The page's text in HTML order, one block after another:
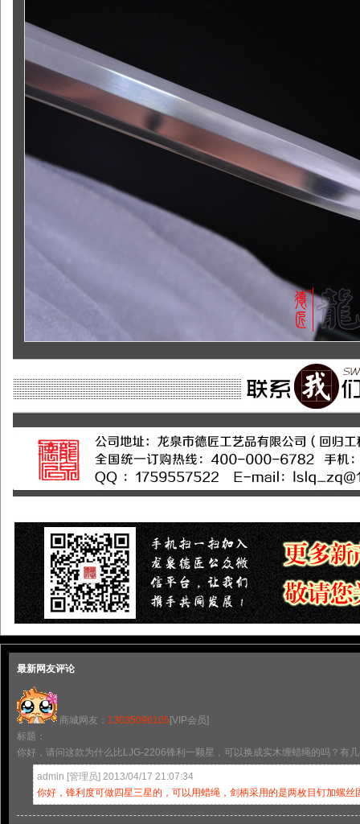
最新网友评论
商城网友： 13035096105 [VIP会员]
标题：
你好，请问这款为什么比LJG-2206锋利一颗星，可以换成实木缠蜡绳的吗？有
admin [管理员] 2013/04/17 21:07:34
你好，锋利度可做四星三星的，可以用蜡绳，剑柄采用的是两枚目钉加螺丝